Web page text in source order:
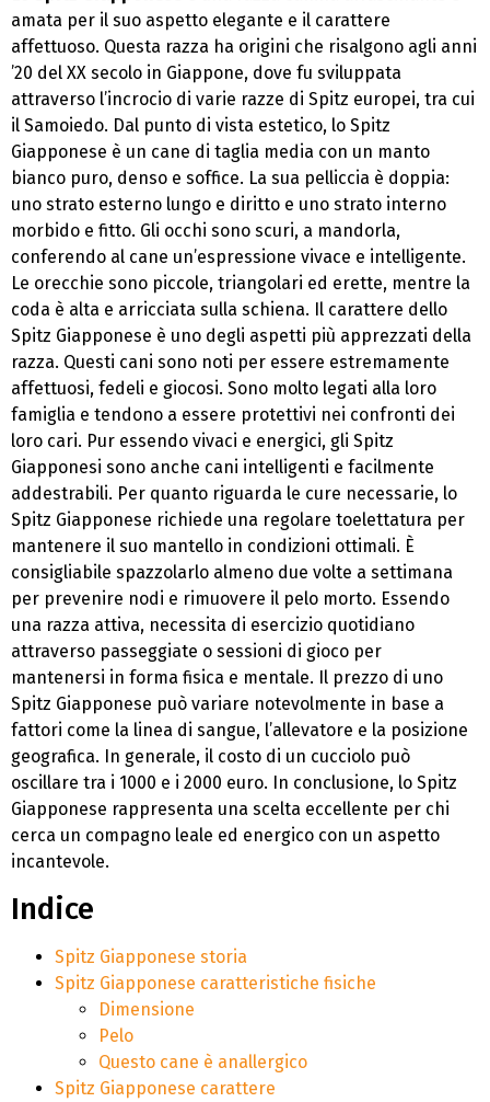
amata per il suo aspetto elegante e il carattere
affettuoso. Questa razza ha origini che risalgono agli anni
’20 del XX secolo in Giappone, dove fu sviluppata
attraverso l’incrocio di varie razze di Spitz europei, tra cui
il Samoiedo. Dal punto di vista estetico, lo Spitz
Giapponese è un cane di taglia media con un manto
bianco puro, denso e soffice. La sua pelliccia è doppia:
uno strato esterno lungo e diritto e uno strato interno
morbido e fitto. Gli occhi sono scuri, a mandorla,
conferendo al cane un’espressione vivace e intelligente.
Le orecchie sono piccole, triangolari ed erette, mentre la
coda è alta e arricciata sulla schiena. Il carattere dello
Spitz Giapponese è uno degli aspetti più apprezzati della
razza. Questi cani sono noti per essere estremamente
affettuosi, fedeli e giocosi. Sono molto legati alla loro
famiglia e tendono a essere protettivi nei confronti dei
loro cari. Pur essendo vivaci e energici, gli Spitz
Giapponesi sono anche cani intelligenti e facilmente
addestrabili. Per quanto riguarda le cure necessarie, lo
Spitz Giapponese richiede una regolare toelettatura per
mantenere il suo mantello in condizioni ottimali. È
consigliabile spazzolarlo almeno due volte a settimana
per prevenire nodi e rimuovere il pelo morto. Essendo
una razza attiva, necessita di esercizio quotidiano
attraverso passeggiate o sessioni di gioco per
mantenersi in forma fisica e mentale. Il prezzo di uno
Spitz Giapponese può variare notevolmente in base a
fattori come la linea di sangue, l’allevatore e la posizione
geografica. In generale, il costo di un cucciolo può
oscillare tra i 1000 e i 2000 euro. In conclusione, lo Spitz
Giapponese rappresenta una scelta eccellente per chi
cerca un compagno leale ed energico con un aspetto
incantevole.
Indice
Spitz Giapponese storia
Spitz Giapponese caratteristiche fisiche
Dimensione
Pelo
Questo cane è anallergico
Spitz Giapponese carattere